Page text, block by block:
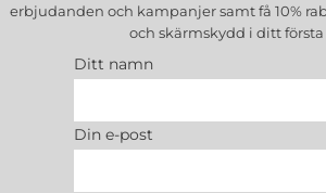
Tillverkare:
erbjudanden och kampanjer samt få 10%
och skärmskydd i ditt första
Ditt namn
Din e-post